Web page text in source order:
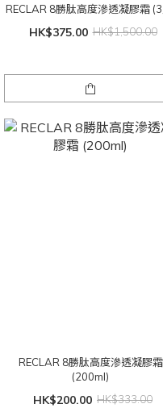
RECLAR 8勝肽高度滲透凝膠霜
HK$375.00 HK$1,500.00
RECLAR 8勝肽高度滲透凝膠霜
(200ml)
HK$200.00 HK$333.00